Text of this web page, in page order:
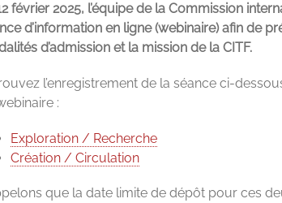
février 2025, l’équipe de la Commission
d’information en ligne (webinaire) afin de
d’admission et la mission de la CITF.
l’enregistrement de la séance ci-
:
Exploration / Recherche
Création / Circulation
que la date limite de dépôt pour ces